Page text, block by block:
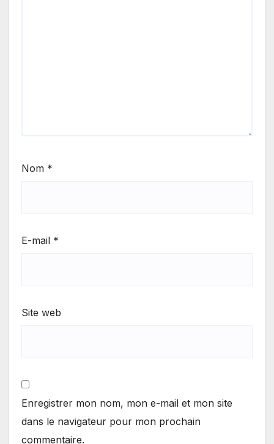
Nom *
E-mail *
Site web
Enregistrer mon nom, mon e-mail et mon site
dans le navigateur pour mon prochain
commentaire.